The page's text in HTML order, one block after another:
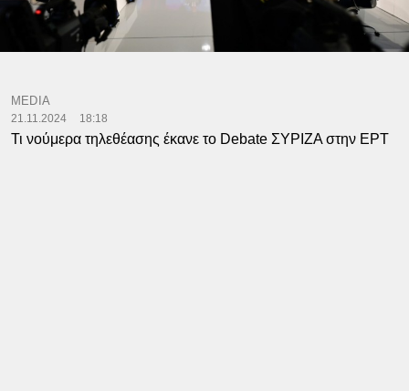
MEDIA
21.11.2024 18:18
Τι νούμερα τηλεθέασης έκανε το Debate ΣΥΡΙΖΑ στην ΕΡΤ